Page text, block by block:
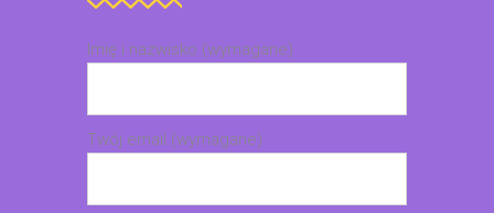
Imię i nazwisko (wymagane)
Twój email (wymagane)